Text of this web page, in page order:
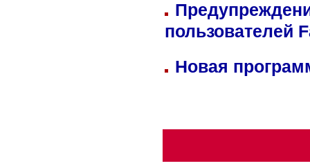
пользователей
Новая